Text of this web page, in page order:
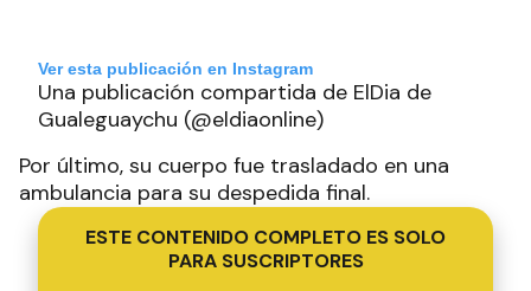
Ver esta publicación en Instagram
Una publicación compartida de ElDia de
Gualeguaychu (@eldiaonline)
Por último, su cuerpo fue trasladado en una
ambulancia para su despedida final.
ESTE CONTENIDO COMPLETO ES SOLO
PARA SUSCRIPTORES